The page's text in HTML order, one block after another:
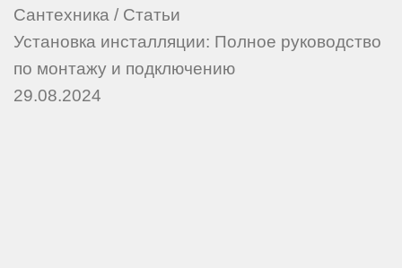
Сантехника / Статьи
Установка инсталляции: Полное руководство
по монтажу и подключению
29.08.2024